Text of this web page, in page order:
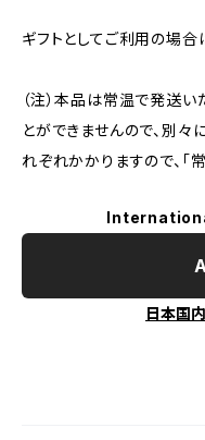
ギフトとしてご利用の場合
（注）本品は常温で発送
とができませんので、別々
れぞれかかりますので、「
日本国